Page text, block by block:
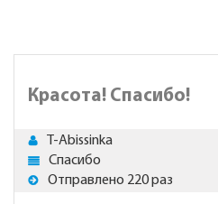
Красота! Спасибо!
T-Abissinka
Спасибо
Отправлено 220 раз